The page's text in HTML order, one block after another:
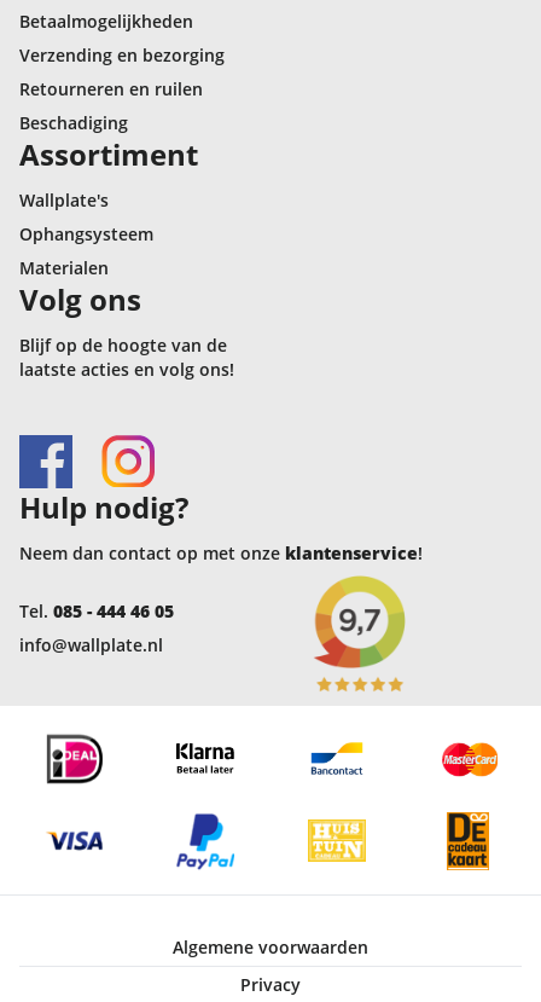
Betaalmogelijkheden
Verzending en bezorging
Retourneren en ruilen
Beschadiging
Assortiment
Wallplate's
Ophangsysteem
Materialen
Volg ons
Blijf op de hoogte van de
laatste acties en volg ons!
Hulp nodig?
Neem dan contact op met onze klantenservice!
Tel. 085 - 444 46 05
info@wallplate.nl
Algemene voorwaarden
Privacy